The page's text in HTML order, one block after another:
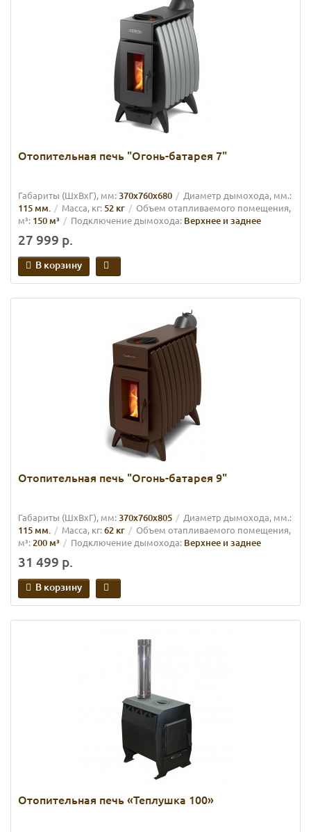
Отопительная печь "Огонь-батарея 7"
Габариты (ШхВхГ), мм:370х760х680 Диаметр дымохода, мм.:
115 мм. Масса, кг:52 кг
Объем отапливаемого помещения,
м³: 150 м³ Подключение дымохода: Верхнее и заднее
27 999 р.
В корзину
Отопительная печь "Огонь-батарея 9"
Габариты (ШхВхГ), мм:370х760х805 Диаметр дымохода, мм.:
115 мм. Масса, кг:62 кг
Объем отапливаемого помещения,
м³:200 м³ Подключение дымохода: Верхнее и заднее
31 499 р.
В корзину
Отопительная печь «Теплушка 100»